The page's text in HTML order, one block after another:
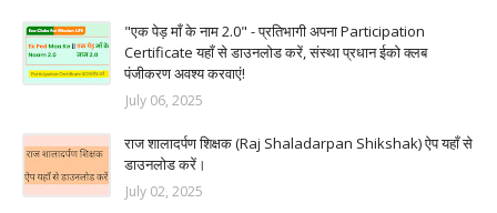
"एक पेड़ माँ के नाम 2.0" - प्रतिभागी अपना Participation
Certificate यहाँ से डाउनलोड करें, संस्था प्रधान ईको क्लब
पंजीकरण अवश्य करवाएं!
July 06, 2025
राज शालादर्पण शिक्षक (Raj Shaladarpan Shikshak) ऐप यहाँ से
डाउनलोड करें।
July 02, 2025